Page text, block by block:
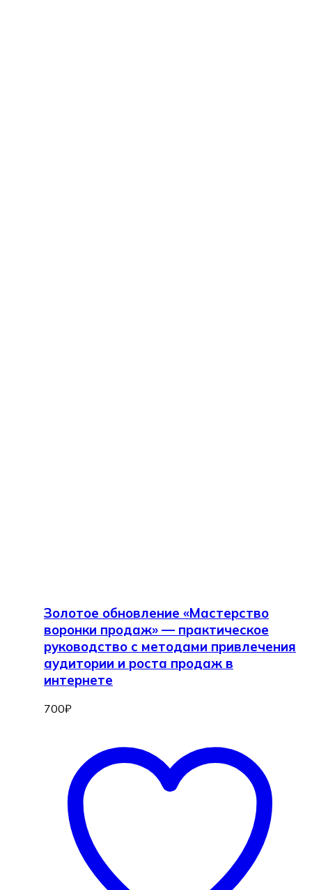
Золотое обновление «Мастерство
воронки продаж» — практическое
руководство с методами привлечения
аудитории и роста продаж в
интернете
700₽